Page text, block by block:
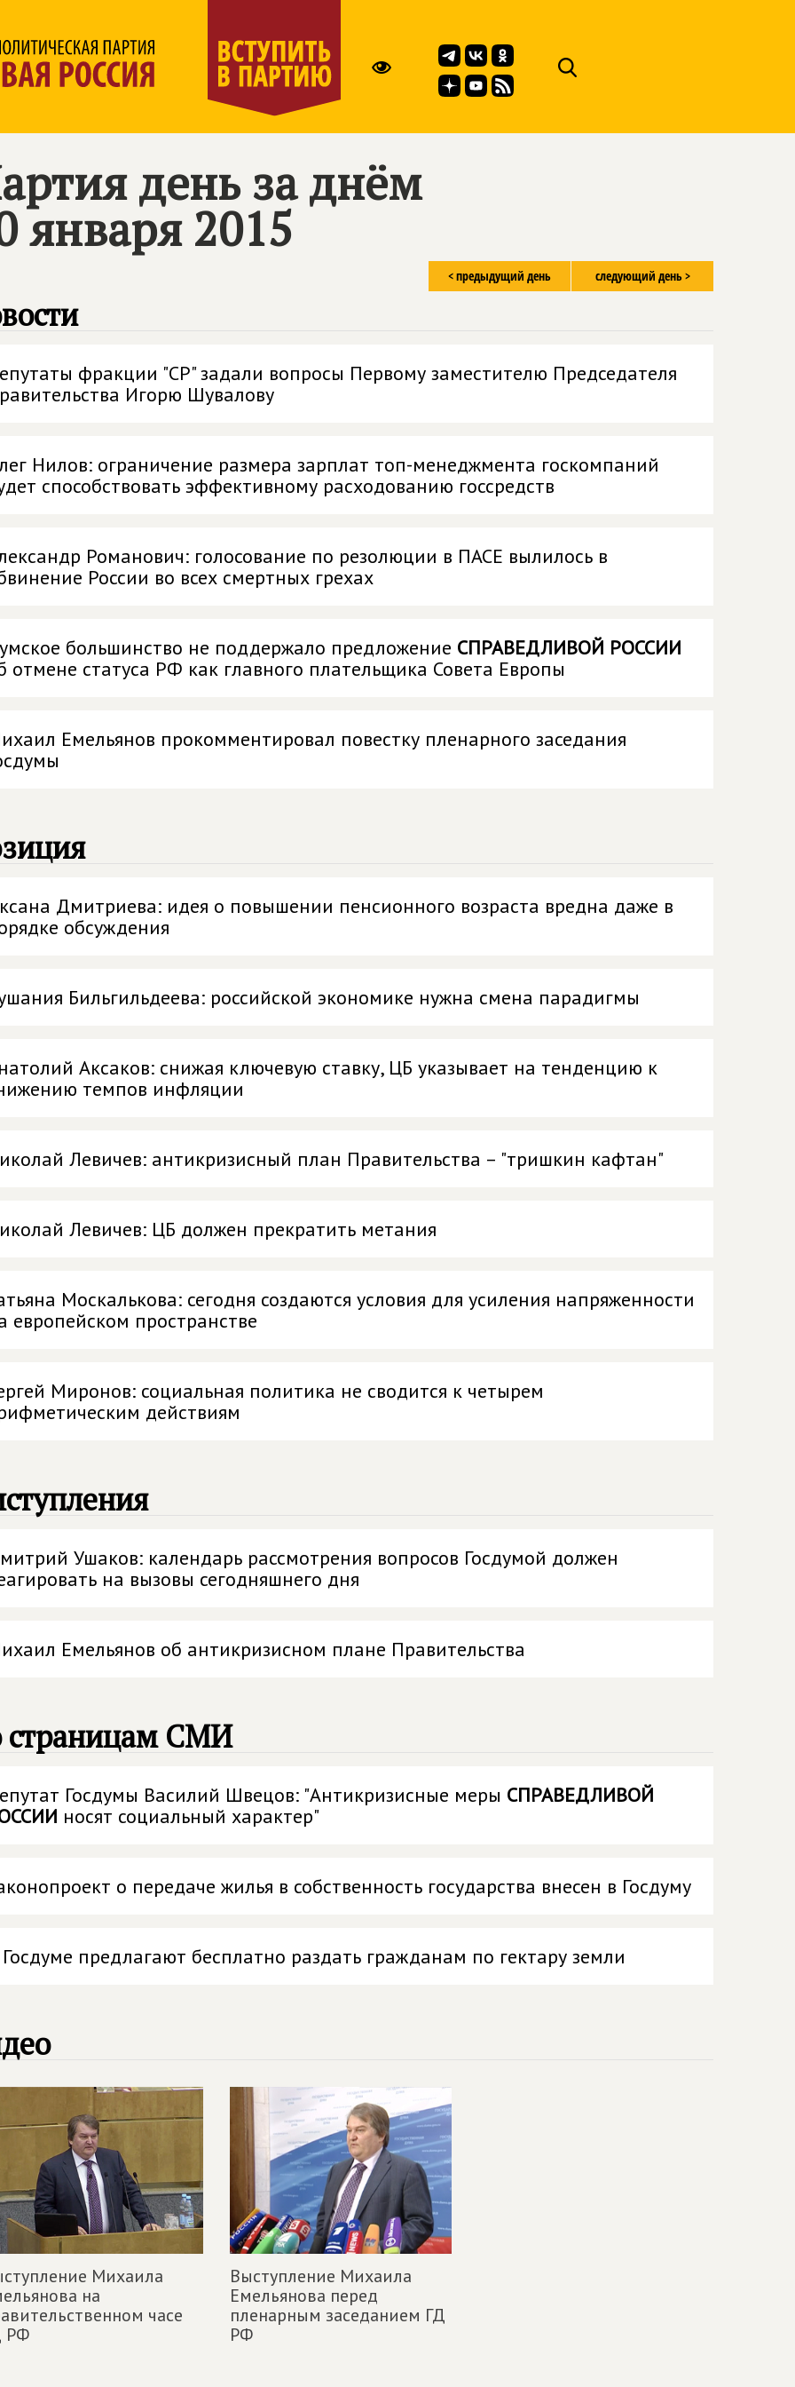
день за днём
января 2015
следующий день >
< предыдущий день
фракции "СР" задали вопросы Первому заместителю Председателя
Игорю Шувалову
Нилов: ограничение размера зарплат топ-менеджмента госкомпаний
способствовать эффективному расходованию госсредств
Романович: голосование по резолюции в ПАСЕ вылилось в
России во всех смертных грехах
большинство не поддержало предложение СПРАВЕДЛИВОЙ РОССИИ
отмене статуса РФ как главного плательщика Совета Европы
Емельянов прокомментировал повестку пленарного заседания
Дмитриева: идея о повышении пенсионного возраста вредна даже в
обсуждения
Бильгильдеева: российской экономике нужна смена парадигмы
Аксаков: снижая ключевую ставку, ЦБ указывает на тенденцию к
темпов инфляции
Левичев: антикризисный план Правительства – "тришкин кафтан"
Левичев: ЦБ должен прекратить метания
Москалькова: сегодня создаются условия для усиления напряженности
европейском пространстве
Миронов: социальная политика не сводится к четырем
действиям
Ушаков: календарь рассмотрения вопросов Госдумой должен
на вызовы сегодняшнего дня
Емельянов об антикризисном плане Правительства
страницам СМИ
Госдумы Василий Швецов: "Антикризисные меры СПРАВЕДЛИВОЙ
носят социальный характер"
о передаче жилья в собственность государства внесен в Госдуму
предлагают бесплатно раздать гражданам по гектару земли
Михаила
на
часе
РФ
Выступление Михаила
Емельянова перед
пленарным заседанием ГД
РФ